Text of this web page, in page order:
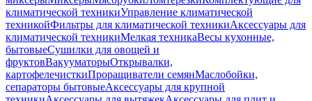
климатической техникиУправление климатической
техникойФильтры для климатической техникиАксессуары для
климатической техникиМелкая техникаВесы кухонные,
бытовыеСушилки для овощей и
фруктовВакууматорыОткрывалки,
картофелечисткиПроращиватели семянМаслобойки,
сепараторы бытовыеАксессуары для крупной